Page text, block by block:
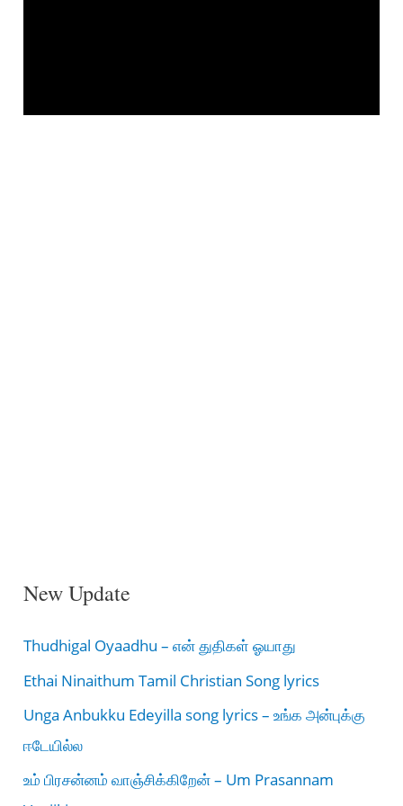
New Update
Thudhigal Oyaadhu – என் துதிகள் ஓயாது
Ethai Ninaithum Tamil Christian Song lyrics
Unga Anbukku Edeyilla song lyrics – உங்க அன்புக்கு
ஈடேயில்ல
உம் பிரசன்னம் வாஞ்சிக்கிறேன் – Um Prasannam